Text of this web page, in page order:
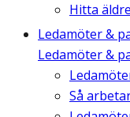
Hitta
Ledamöter &
Ledamöter &
Så